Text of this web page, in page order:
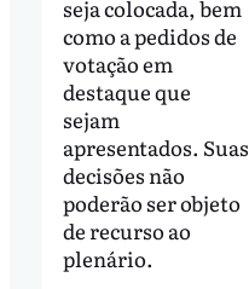
seja colocada, bem
como a pedidos de
votação em
destaque que
sejam
apresentados. Suas
decisões não
poderão ser objeto
de recurso ao
plenário.